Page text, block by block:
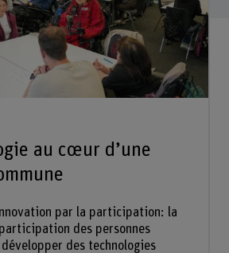
au cœur d’une
par la participation: la
des personnes
des technologies